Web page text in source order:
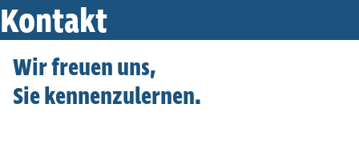
Kontakt
Wir freuen uns,
Sie kennen­zu­lernen.